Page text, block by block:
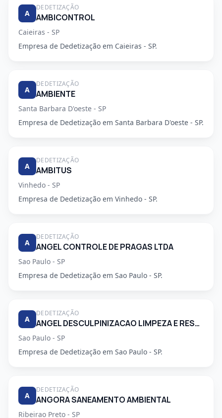
A
DEDETIZAÇÃO
AMBICONTROL
Caieiras - SP
Empresa de Dedetização em Caieiras - SP.
A
DEDETIZAÇÃO
AMBIENTE
Santa Barbara D'oeste - SP
Empresa de Dedetização em Santa Barbara D'oeste - SP.
A
DEDETIZAÇÃO
AMBITUS
Vinhedo - SP
Empresa de Dedetização em Vinhedo - SP.
A
DEDETIZAÇÃO
ANGEL CONTROLE DE PRAGAS LTDA
Sao Paulo - SP
Empresa de Dedetização em Sao Paulo - SP.
A
DEDETIZAÇÃO
ANGEL DESCULPINIZACAO LIMPEZA E RESTAURACAO DE CAIXAS DAGUA E CONTROLE DE PRAGAS LTDA
Sao Paulo - SP
Empresa de Dedetização em Sao Paulo - SP.
A
DEDETIZAÇÃO
ANGORA SANEAMENTO AMBIENTAL
Ribeirao Preto - SP